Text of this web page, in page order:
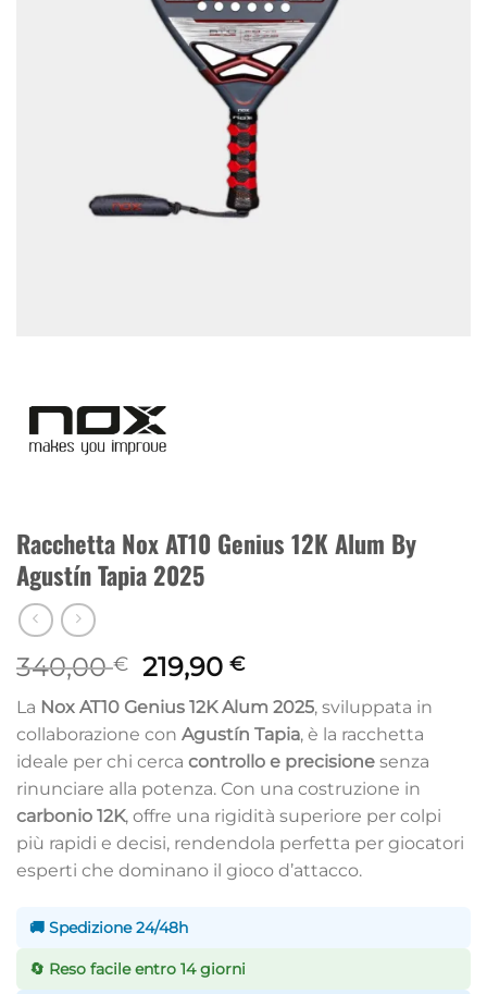
Racchetta Nox AT10 Genius 12K Alum By
Agustín Tapia 2025
340,00€ Il
prezzo
originale
era:
340,00 €.
219,90€Il
prezzo
attuale
è:
219,90 €.
La Nox AT10 Genius 12K Alum 2025, sviluppata in
collaborazione con Agustín Tapia, è la racchetta
ideale per chi cerca controllo e precisione senza
rinunciare alla potenza. Con una costruzione in
carbonio 12K, offre una rigidità superiore per colpi
più rapidi e decisi, rendendola perfetta per giocatori
esperti che dominano il gioco d’attacco.
🚚 Spedizione 24/48h
🔄 Reso facile entro 14 giorni